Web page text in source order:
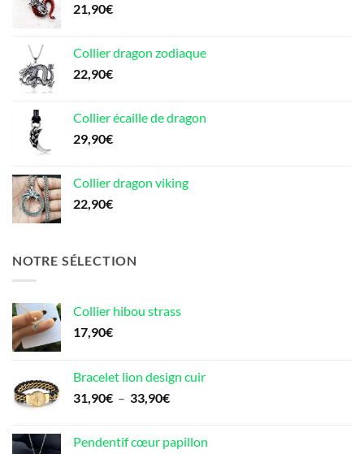
21,90€
Collier dragon zodiaque
22,90€
Collier écaille de dragon
29,90€
Collier dragon viking
22,90€
NOTRE SÉLECTION
Collier hibou strass
17,90€
Bracelet lion design cuir
31,90€ – 33,90€Plage
31,90€
Pendentif cœur papillon